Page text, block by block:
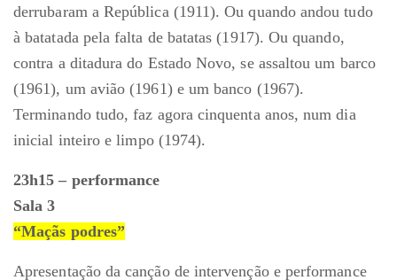
derrubaram a República (1911). Ou quando andou tudo
à batatada pela falta de batatas (1917). Ou quando,
contra a ditadura do Estado Novo, se assaltou um barco
(1961), um avião (1961) e um banco (1967).
Terminando tudo, faz agora cinquenta anos, num dia
inicial inteiro e limpo (1974).
23h15 – performance
Sala 3
“Maçãs podres”
Apresentação da canção de intervenção e performance